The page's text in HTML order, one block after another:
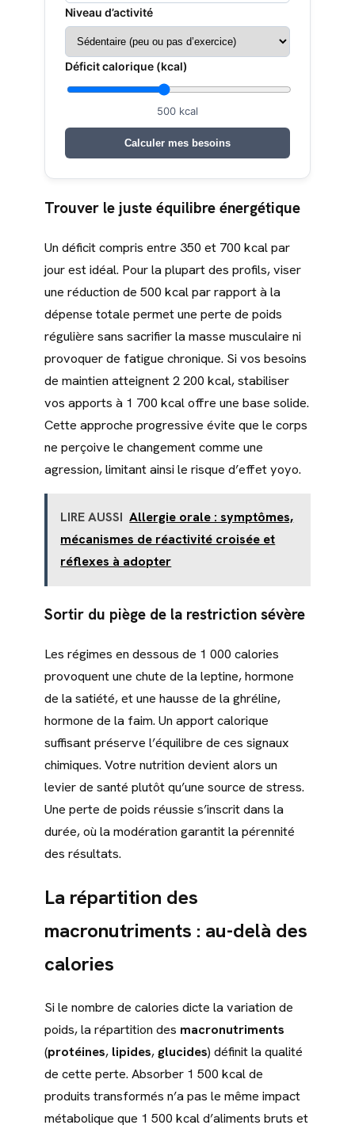
Niveau d’activité
Déficit calorique (kcal)
500 kcal
Calculer mes besoins
Trouver le juste équilibre énergétique
Un déficit compris entre 350 et 700 kcal par
jour est idéal. Pour la plupart des profils, viser
une réduction de 500 kcal par rapport à la
dépense totale permet une perte de poids
régulière sans sacrifier la masse musculaire ni
provoquer de fatigue chronique. Si vos besoins
de maintien atteignent 2 200 kcal, stabiliser
vos apports à 1 700 kcal offre une base solide.
Cette approche progressive évite que le corps
ne perçoive le changement comme une
agression, limitant ainsi le risque d’effet yoyo.
LIRE AUSSI Allergie orale : symptômes,
mécanismes de réactivité croisée et
réflexes à adopter
Sortir du piège de la restriction sévère
Les régimes en dessous de 1 000 calories
provoquent une chute de la leptine, hormone
de la satiété, et une hausse de la ghréline,
hormone de la faim. Un apport calorique
suffisant préserve l’équilibre de ces signaux
chimiques. Votre nutrition devient alors un
levier de santé plutôt qu’une source de stress.
Une perte de poids réussie s’inscrit dans la
durée, où la modération garantit la pérennité
des résultats.
La répartition des
macronutriments : au-delà des
calories
Si le nombre de calories dicte la variation de
poids, la répartition des macronutriments
(protéines, lipides,glucides) définit la qualité
de cette perte. Absorber 1 500 kcal de
produits transformés n’a pas le même impact
métabolique que 1 500 kcal d’aliments bruts et